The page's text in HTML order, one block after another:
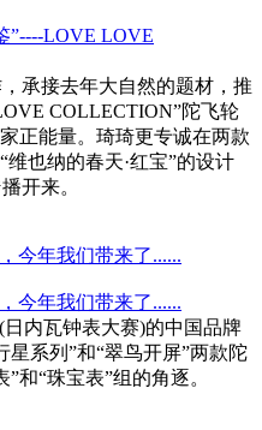
”----LOVE LOVE
承接去年大自然的题材，推
COLLECTION”陀飞轮
正能量。琦琦更专诚在两款
也纳的春天·红宝”的设计
开来。
今年我们带来了......
今年我们带来了......
内瓦钟表大赛)的中国品牌
系列”和“翠鸟开屏”两款陀
和“珠宝表”组的角逐。